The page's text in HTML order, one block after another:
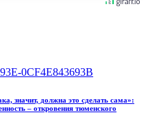
значит, должна это сделать сама»:
– откровения тюменского